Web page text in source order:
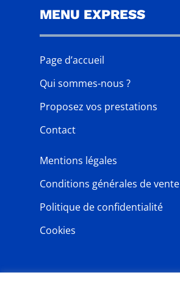
MENU EXPRESS
Page d’accueil
Qui sommes-nous ?
Proposez vos prestations
Contact
Mentions légales
Conditions générales de vente
Politique de confidentialité
Cookies